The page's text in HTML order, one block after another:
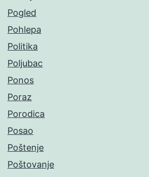
Pogled
Pohlepa
Politika
Poljubac
Ponos
Poraz
Porodica
Posao
Poštenje
Poštovanje